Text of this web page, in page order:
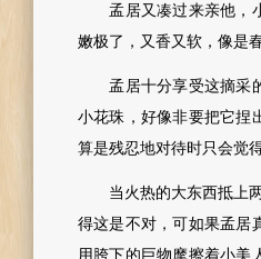
孟居又凑过来亲他，小
嫩极了，又香又软，像是
孟居十分享受这摘采的
小花珠，好像非要把它捏
算是残忍地对待时只会觉
当火热的大东西抵上两
得这是不对，可如果孟居
用胯下的巨物摩擦着小美